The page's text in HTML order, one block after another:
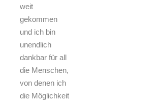
weit
gekommen
und ich bin
unendlich
dankbar für all
die Menschen,
von denen ich
die Möglichkeit